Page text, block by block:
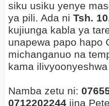
siku usiku yenye
ya pili. Ada ni Tsh.
kujiunga kabla ya
unapewa papo hapo
michanganuo na
kama
Namba zetu ni:
0712202244 jina